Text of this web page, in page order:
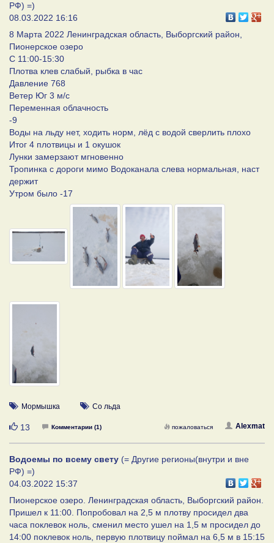
РФ) =)
08.03.2022 16:16
8 Марта 2022 Ленинградская область, Выборгский район,
Пионерское озеро
С 11:00-15:30
Плотва клев слабый, рыбка в час
Давление 768
Ветер Юг 3 м/с
Переменная облачность
-9
Воды на льду нет, ходить норм, лёд с водой сверлить плохо
Итог 4 плотвицы и 1 окушок
Лунки замерзают мгновенно
Тропинка с дороги мимо Водоканала слева нормальная, наст
держит
Утром было -17
Мормышка Со льда
Нравится
13 Комментарии (1) Alexmat
пожаловаться
Водоемы по всему свету (= Другие регионы(внутри и вне
РФ) =)
04.03.2022 15:37
Пионерское озеро. Ленинградская область, Выборгский район.
Пришел к 11:00. Попробовал на 2,5 м плотву просидел два
часа поклевок ноль, сменил место ушел на 1,5 м просидел до
14:00 поклевок ноль, первую плотвицу поймал на 6,5 м в 15:15